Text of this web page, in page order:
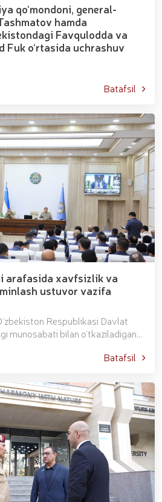
qo‘mondoni, general-
hamda
Favqulodda va
Fuk o‘rtasida uchrashuv
Batafsil
arafasida xavfsizlik va
ustuvor vazifa
Respublikasi Davlat
munosabati bilan oʻtkaziladigan
Batafsil